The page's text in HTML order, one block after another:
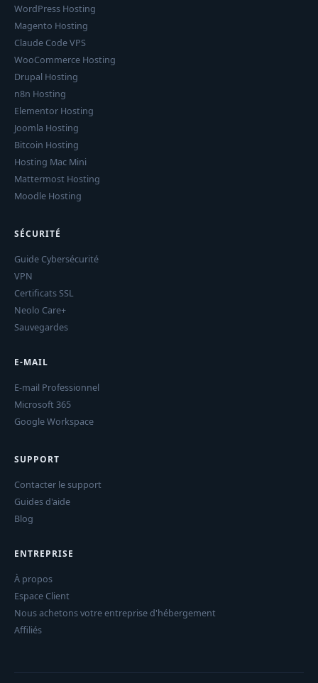
WordPress Hosting
Magento Hosting
Claude Code VPS
WooCommerce Hosting
Drupal Hosting
n8n Hosting
Elementor Hosting
Joomla Hosting
Bitcoin Hosting
Hosting Mac Mini
Mattermost Hosting
Moodle Hosting
SÉCURITÉ
Guide Cybersécurité
VPN
Certificats SSL
Neolo Care+
Sauvegardes
E-MAIL
E-mail Professionnel
Microsoft 365
Google Workspace
SUPPORT
Contacter le support
Guides d'aide
Blog
ENTREPRISE
À propos
Espace Client
Nous achetons votre entreprise d'hébergement
Affiliés